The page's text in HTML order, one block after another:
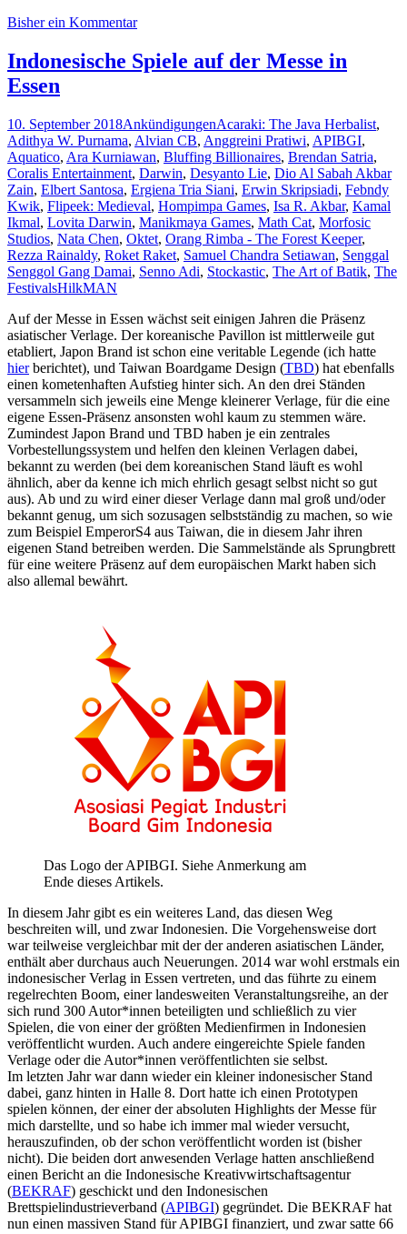
3)
Bisher ein Kommentar
Indonesische Spiele auf der Messe in
Essen
10. September 2018AnkündigungenAcaraki: The Java Herbalist,
Adithya W. Purnama, Alvian CB, Anggreini Pratiwi, APIBGI,
Aquatico, Ara Kurniawan, Bluffing Billionaires, Brendan Satria,
Coralis Entertainment, Darwin, Desyanto Lie, Dio Al Sabah Akbar
Zain, Elbert Santosa, Ergiena Tria Siani, Erwin Skripsiadi, Febndy
Kwik, Flipeek: Medieval, Hompimpa Games, Isa R. Akbar, Kamal
Ikmal, Lovita Darwin, Manikmaya Games, Math Cat, Morfosic
Studios, Nata Chen, Oktet, Orang Rimba - The Forest Keeper,
Rezza Rainaldy, Roket Raket, Samuel Chandra Setiawan, Senggal
Senggol Gang Damai, Senno Adi, Stockastic, The Art of Batik, The
FestivalsHilkMAN
Auf der Messe in Essen wächst seit einigen Jahren die Präsenz
asiatischer Verlage. Der koreanische Pavillon ist mittlerweile gut
etabliert, Japon Brand ist schon eine veritable Legende (ich hatte
hierberichtet), und Taiwan Boardgame Design (TBD) hat ebenfalls
einen kometenhaften Aufstieg hinter sich. An den drei Ständen
versammeln sich jeweils eine Menge kleinerer Verlage, für die eine
eigene Essen-Präsenz ansonsten wohl kaum zu stemmen wäre.
Zumindest Japon Brand und TBD haben je ein zentrales
Vorbestellungssystem und helfen den kleinen Verlagen dabei,
bekannt zu werden (bei dem koreanischen Stand läuft es wohl
ähnlich, aber da kenne ich mich ehrlich gesagt selbst nicht so gut
aus). Ab und zu wird einer dieser Verlage dann mal groß und/oder
bekannt genug, um sich sozusagen selbstständig zu machen, so wie
zum Beispiel EmperorS4 aus Taiwan, die in diesem Jahr ihren
eigenen Stand betreiben werden. Die Sammelstände als Sprungbrett
für eine weitere Präsenz auf dem europäischen Markt haben sich
also allemal bewährt.
Das Logo der APIBGI. Siehe Anmerkung am
Ende dieses Artikels.
In diesem Jahr gibt es ein weiteres Land, das diesen Weg
beschreiten will, und zwar Indonesien. Die Vorgehensweise dort
war teilweise vergleichbar mit der der anderen asiatischen Länder,
enthält aber durchaus auch Neuerungen. 2014 war wohl erstmals ein
indonesischer Verlag in Essen vertreten, und das führte zu einem
regelrechten Boom, einer landesweiten Veranstaltungsreihe, an der
sich rund 300 Autor*innen beteiligten und schließlich zu vier
Spielen, die von einer der größten Medienfirmen in Indonesien
veröffentlicht wurden. Auch andere eingereichte Spiele fanden
Verlage oder die Autor*innen veröffentlichten sie selbst.
Im letzten Jahr war dann wieder ein kleiner indonesischer Stand
dabei, ganz hinten in Halle 8. Dort hatte ich einen Prototypen
spielen können, der einer der absoluten Highlights der Messe für
mich darstellte, und so habe ich immer mal wieder versucht,
herauszufinden, ob der schon veröffentlicht worden ist (bisher
nicht). Die beiden dort anwesenden Verlage hatten anschließend
einen Bericht an die Indonesische Kreativwirtschaftsagentur
(BEKRAF) geschickt und den Indonesischen
Brettspielindustrieverband (APIBGI) gegründet. Die BEKRAF hat
nun einen massiven Stand für APIBGI finanziert, und zwar satte 66